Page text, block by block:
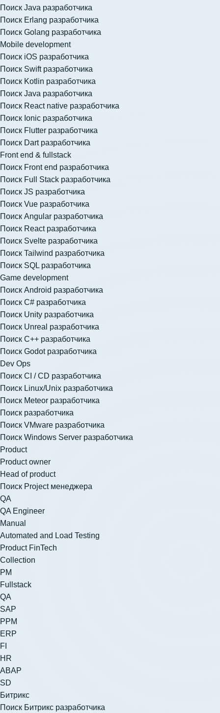
Поиск Java разработчика
Поиск Erlang разработчика
Поиск Golang разработчика
Mobile development
Поиск iOS разработчика
Поиск Swift разработчика
Поиск Kotlin разработчика
Поиск Java разработчика
Поиск React native разработчика
Поиск Ionic разработчика
Поиск Flutter разработчика
Поиск Dart разработчика
Front end & fullstack
Поиск Front end разработчика
Поиск Full Stack разработчика
Поиск JS разработчика
Поиск Vue разработчика
Поиск Angular разработчика
Поиск React разработчика
Поиск Svelte разработчика
Поиск Tailwind разработчика
Поиск SQL разработчика
Game development
Поиск Android разработчика
Поиск C# разработчика
Поиск Unity разработчика
Поиск Unreal разработчика
Поиск C++ разработчика
Поиск Godot разработчика
Dev Ops
Поиск CI / CD разработчика
Поиск Linux/Unix разработчика
Поиск Meteor разработчика
Поиск разработчика
Поиск VMware разработчика
Поиск Windows Server разработчика
Product
Product owner
Head of product
Поиск Project менеджера
QA
QA Engineer
Manual
Automated and Load Testing
Product FinTech
Collection
PM
Fullstack
QA
SAP
PPM
ERP
FI
HR
ABAP
SD
Битрикс
Поиск Битрикс разработчика